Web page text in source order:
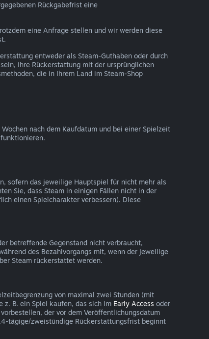
Rückgabefrist eine
eine Anfrage stellen und wir werden diese
entweder als Steam-Guthaben oder durch
Ihre Rückerstattung mit der ursprünglichen
die in Ihrem Land im Steam-Shop
nach dem Kaufdatum und bei einer Spielzeit
sofern das jeweilige Hauptspiel für nicht mehr als
Sie, dass Steam in einigen Fällen nicht in der
einen Spielcharakter verbessern). Diese
betreffende Gegenstand nicht verbraucht,
des Bezahlvorgangs mit, wenn der jeweilige
Steam rückerstattet werden.
von maximal zwei Stunden (mit
B. ein Spiel kaufen, das sich im Early Access oder
der vor dem Veröffentlichungsdatum
tägige/zweistündige Rückerstattungsfrist beginnt